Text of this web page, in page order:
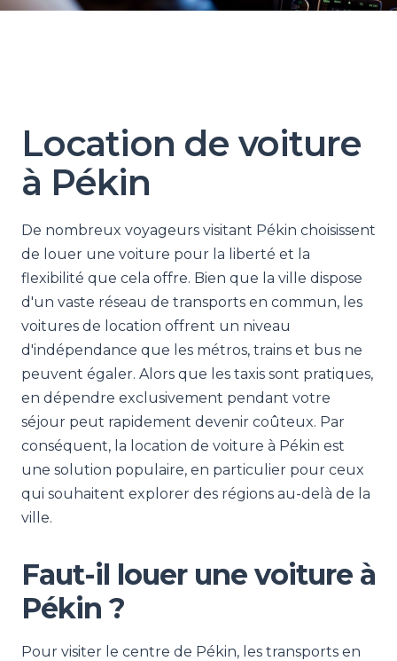
Location de voiture
à Pékin
De nombreux voyageurs visitant Pékin choisissent
de louer une voiture pour la liberté et la
flexibilité que cela offre. Bien que la ville dispose
d'un vaste réseau de transports en commun, les
voitures de location offrent un niveau
d'indépendance que les métros, trains et bus ne
peuvent égaler. Alors que les taxis sont pratiques,
en dépendre exclusivement pendant votre
séjour peut rapidement devenir coûteux. Par
conséquent, la location de voiture à Pékin est
une solution populaire, en particulier pour ceux
qui souhaitent explorer des régions au-delà de la
ville.
Faut-il louer une voiture à
Pékin ?
Pour visiter le centre de Pékin, les transports en